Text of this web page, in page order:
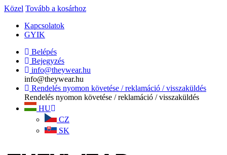
Közel Tovább a kosárhoz
Kapcsolatok
GYIK
Belépés
Bejegyzés
info@theywear.hu
info@theywear.hu
Rendelés nyomon követése / reklamáció / visszaküldés
Rendelés nyomon követése / reklamáció / visszaküldés
HU
CZ
SK